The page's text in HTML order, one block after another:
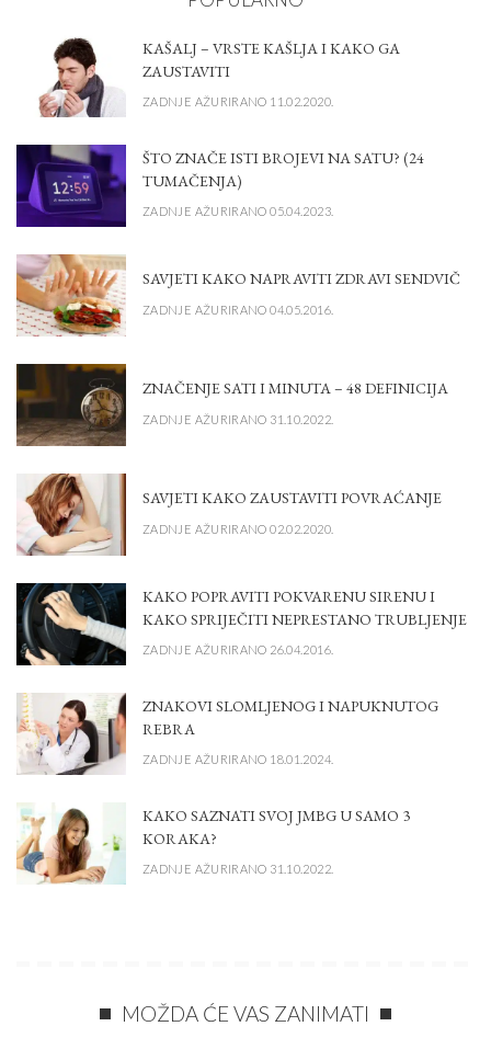
KAŠALJ – VRSTE KAŠLJA I KAKO GA
ZAUSTAVITI
ZADNJE AŽURIRANO 11.02.2020.
ŠTO ZNAČE ISTI BROJEVI NA SATU? (24
TUMAČENJA)
ZADNJE AŽURIRANO 05.04.2023.
SAVJETI KAKO NAPRAVITI ZDRAVI SENDVIČ
ZADNJE AŽURIRANO 04.05.2016.
ZNAČENJE SATI I MINUTA – 48 DEFINICIJA
ZADNJE AŽURIRANO 31.10.2022.
SAVJETI KAKO ZAUSTAVITI POVRAĆANJE
ZADNJE AŽURIRANO 02.02.2020.
KAKO POPRAVITI POKVARENU SIRENU I
KAKO SPRIJEČITI NEPRESTANO TRUBLJENJE
ZADNJE AŽURIRANO 26.04.2016.
ZNAKOVI SLOMLJENOG I NAPUKNUTOG
REBRA
ZADNJE AŽURIRANO 18.01.2024.
KAKO SAZNATI SVOJ JMBG U SAMO 3
KORAKA?
ZADNJE AŽURIRANO 31.10.2022.
MOŽDA ĆE VAS ZANIMATI